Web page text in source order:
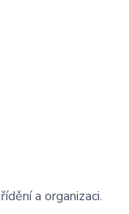
a organizaci.